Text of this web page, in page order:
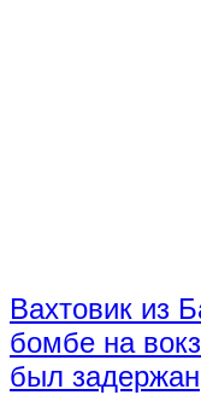
Вахтовик из
бомбе на
был задержан